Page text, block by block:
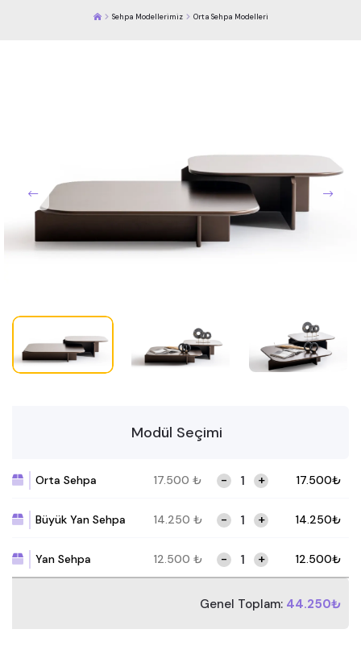
Sehpa Modellerimiz Orta Sehpa Modelleri
Modül Seçimi
Orta Sehpa 17.500 ₺ - + 17.500₺
Büyük Yan Sehpa 14.250 ₺ - + 14.250₺
Yan Sehpa 12.500 ₺ - + 12.500₺
Genel Toplam: 44.250₺